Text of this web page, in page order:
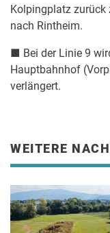
Kolpingplatz
nach Rintheim.
■ Bei der Linie 9
Hauptbahnhof
verlängert.
WEITERE